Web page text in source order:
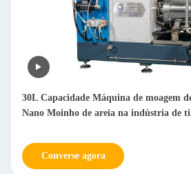
Moinho de Bolas Nano Horizontal de
para Produtos à Base de Água
Converse agora